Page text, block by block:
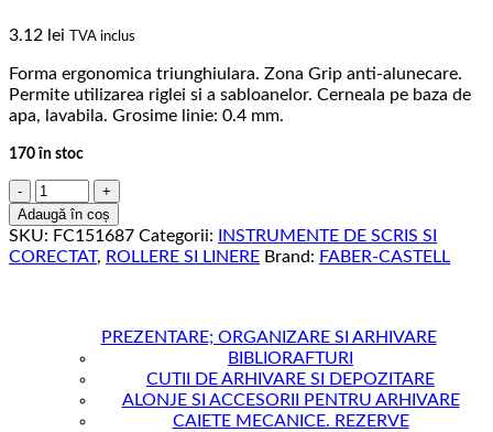
3.12 lei TVA inclus
Forma ergonomica triunghiulara. Zona Grip anti-alunecare.
Permite utilizarea riglei si a sabloanelor. Cerneala pe baza de
apa, lavabila. Grosime linie: 0.4 mm.
170 în stoc
Cantitate
LINER
0.4MM
MARO
Adaugă în coș
SKU: FC151687 Categorii:
INSTRUMENTE DE SCRIS SI
CORECTAT, ROLLERE SI LINERE Brand: FABER-CASTELL
PREZENTARE; ORGANIZARE SI ARHIVARE
BIBLIORAFTURI
CUTII DE ARHIVARE SI DEPOZITARE
ALONJE SI ACCESORII PENTRU ARHIVARE
CAIETE MECANICE. REZERVE